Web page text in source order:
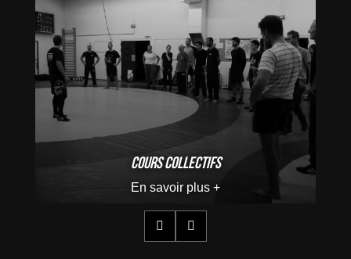
Cours collectifs
En savoir plus +